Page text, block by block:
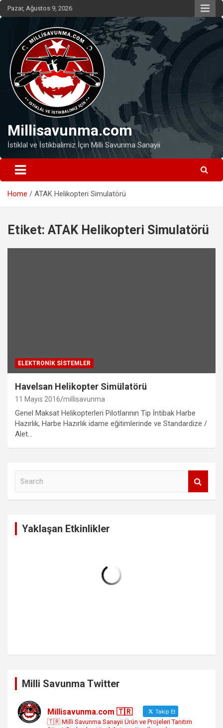
Skip
to
Pazar, Ağustos 9, 2026
Millisavunma.com
İstiklal ve İstikbalimiz İçin Milli Savunma Sanayii
Home ATAK Helikopteri Simulatörü
Etiket: ATAK Helikopteri Simulatörü
ELEKTRONIK SISTEMLER
Havelsan Helikopter Simülatörü
11 Mayıs 2016 millisavunma
Genel Maksat Helikopterleri Pilotlarının Tip İntibak Harbe
Hazırlık, Harbe Hazırlık idame eğitimlerinde ve Standardize /
Alet…
Yaklaşan Etkinlikler
Milli Savunma Twitter
Millisavunma.com 🇹🇷 Takip Et
🇹🇷 Milli Savunma Sanayii Ürün ve Projeleri Tanıtım